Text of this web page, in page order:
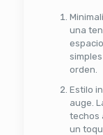
una
orden.
Estilo
auge.
techos
un